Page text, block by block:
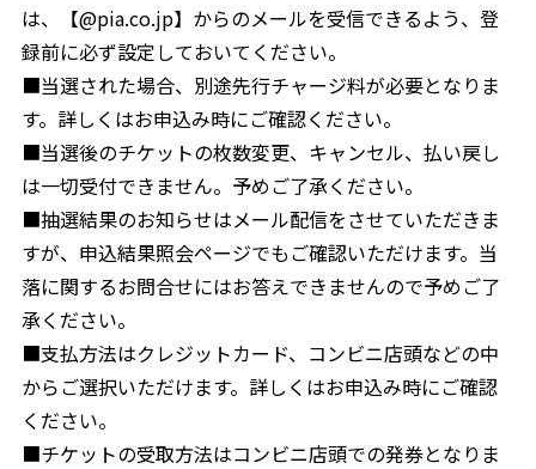
は、【@pia.co.jp】からのメールを受信できるよう、登
録前に必ず設定しておいてください。
■当選された場合、別途先行チャージ料が必要となりま
す。詳しくはお申込み時にご確認ください。
■当選後のチケットの枚数変更、キャンセル、払い戻し
は一切受付できません。予めご了承ください。
■抽選結果のお知らせはメール配信をさせていただきま
すが、申込結果照会ページでもご確認いただけます。当
落に関するお問合せにはお答えできませんので予めご了
承ください。
■支払方法はクレジットカード、コンビニ店頭などの中
からご選択いただけます。詳しくはお申込み時にご確認
ください。
■チケットの受取方法はコンビニ店頭での発券となりま